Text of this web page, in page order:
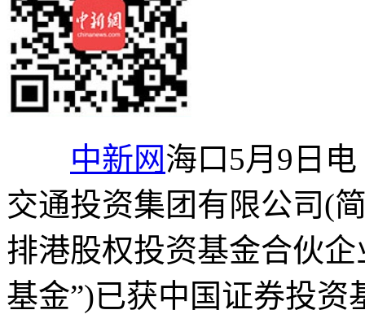
中新网海口5月9日
交通投资集团有限公司(
排港股权投资基金合伙
基金”)已获中国证券投